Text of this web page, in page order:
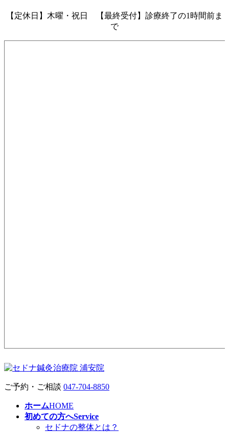
【定休日】木曜・祝日 【最終受付】診療終了の1時間前ま
で
ご予約・ご相談 047-704-8850
ホームHOME
初めての方へService
セドナの整体とは？